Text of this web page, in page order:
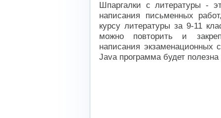
Шпаргалки с литературы -
написания письменных
курсу литературы за 9-11
можно повторить и
написания экзаменационных
Java программа будет